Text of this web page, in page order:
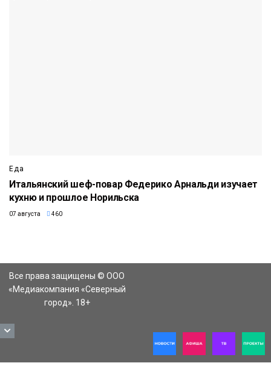
Еда
Итальянский шеф-повар Федерико Арнальди изучает
кухню и прошлое Норильска
07 августа 460
Все права защищены © ООО
«Медиакомпания «Северный
город». 18+